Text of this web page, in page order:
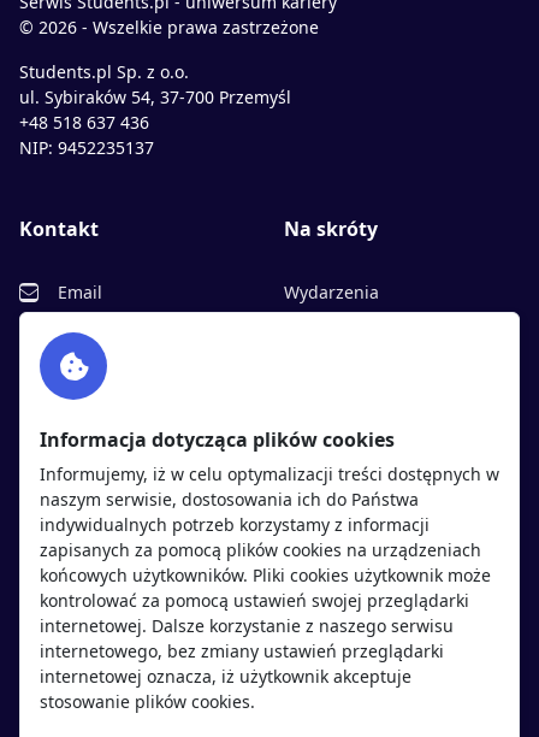
© 2026 - Wszelkie prawa zastrzeżone
Students.pl Sp. z o.o.
ul. Sybiraków 54, 37-700 Przemyśl
+48 518 637 436
NIP: 9452235137
Kontakt
Email
Facebook
Twitter
Na skróty
Wydarzenia
Polityka cookies
Polityka prywatności
Kandydaci
Regulamin kandydata
Oferty pracy
Pracodawcy
Pracodawcy
Regulamin pracodawcy
Dodaj ogłoszenie
Informacja dotycząca plików cookies
Informujemy, iż w celu optymalizacji treści dostępnych w
naszym serwisie, dostosowania ich do Państwa
indywidualnych potrzeb korzystamy z informacji
zapisanych za pomocą plików cookies na urządzeniach
końcowych użytkowników. Pliki cookies użytkownik może
kontrolować za pomocą ustawień swojej przeglądarki
internetowej. Dalsze korzystanie z naszego serwisu
internetowego, bez zmiany ustawień przeglądarki
internetowej oznacza, iż użytkownik akceptuje
stosowanie plików cookies.